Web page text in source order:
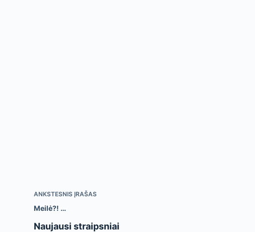
ANKSTESNISĮRAŠAS
Meilė?! …
Naujausi straipsniai